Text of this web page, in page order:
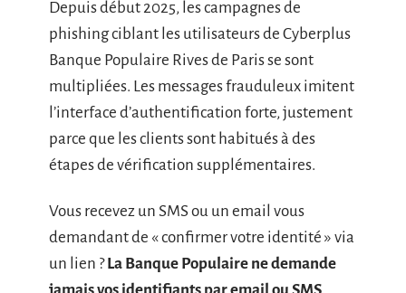
Depuis début 2025, les campagnes de
phishing ciblant les utilisateurs de Cyberplus
Banque Populaire Rives de Paris se sont
multipliées. Les messages frauduleux imitent
l’interface d’authentification forte, justement
parce que les clients sont habitués à des
étapes de vérification supplémentaires.
Vous recevez un SMS ou un email vous
demandant de « confirmer votre identité » via
un lien ?La Banque Populaire ne demande